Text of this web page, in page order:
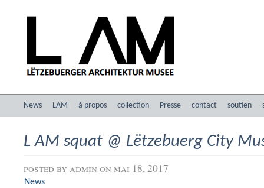
News LAM à propos collection Presse contact soutien
L AM squat @ Lëtzebuerg City
posted by admin on mai 18, 2017
News